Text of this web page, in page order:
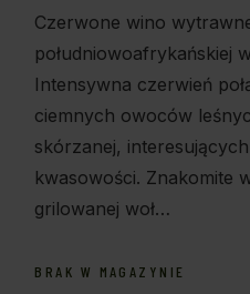
Czerwone wino
południowoafrykańskiej
Intensywna czerwień
ciemnych owoców
skórzanej,
kwasowości. Znakomite
grilowanej woł…
BRAK W MAGAZYNIE